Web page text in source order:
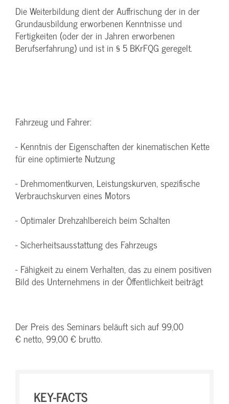
Die Weiterbildung dient der Auffrischung der in der
Grundausbildung erworbenen Kenntnisse und
Fertigkeiten (oder der in Jahren erworbenen
Berufserfahrung) und ist in § 5 BKrFQG geregelt.
Fahrzeug und Fahrer:
- Kenntnis der Eigenschaften der kinematischen Kette
für eine optimierte Nutzung
- Drehmomentkurven, Leistungskurven, spezifische
Verbrauchskurven eines Motors
- Optimaler Drehzahlbereich beim Schalten
- Sicherheitsausstattung des Fahrzeugs
- Fähigkeit zu einem Verhalten, das zu einem positiven
Bild des Unternehmens in der Öffentlichkeit beiträgt
Der Preis des Seminars beläuft sich auf 99,00
€ netto, 99,00 € brutto.
KEY-FACTS